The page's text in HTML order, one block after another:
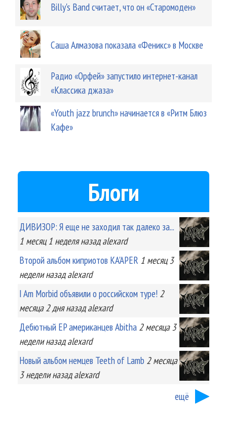
Billy's Band считает, что он «Старомоден»
Саша Алмазова показала «Феникс» в Москве
Радио «Орфей» запустило интернет-канал
«Классика джаза»
«Youth jazz brunch» начинается в «Ритм Блюз
Кафе»
Блоги
ДИВИЗОР: Я еще не заходил так далеко за...
1 месяц 1 неделяназад alexard
Второй альбом киприотов KA'APER 1 месяц 3
неделиназад alexard
I Am Morbid объявили о российском туре! 2
месяца 2 дняназад alexard
Дебютный EP американцев Abitha 2 месяца 3
неделиназад alexard
Новый альбом немцев Teeth of Lamb 2 месяца
3 неделиназад alexard
ещё